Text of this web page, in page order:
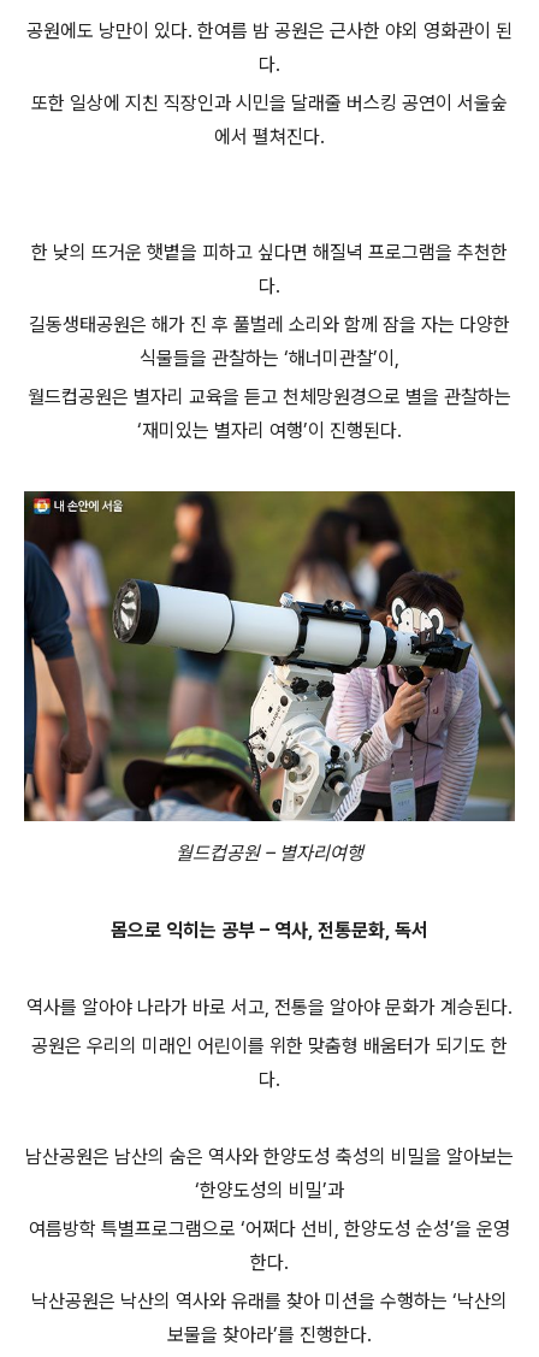
공원에도 낭만이 있다. 한여름 밤 공원은 근사한 야외 영화관이 된
다.
또한 일상에 지친 직장인과 시민을 달래줄 버스킹 공연이 서울숲
에서 펼쳐진다.
한 낮의 뜨거운 햇볕을 피하고 싶다면 해질녁 프로그램을 추천한
다.
길동생태공원은 해가 진 후 풀벌레 소리와 함께 잠을 자는 다양한
식물들을 관찰하는 ‘해너미관찰’이,
월드컵공원은 별자리 교육을 듣고 천체망원경으로 별을 관찰하는
‘재미있는 별자리 여행’이 진행된다.
월드컵공원 – 별자리여행
몸으로 익히는 공부 – 역사, 전통문화, 독서
역사를 알아야 나라가 바로 서고, 전통을 알아야 문화가 계승된다.
공원은 우리의 미래인 어린이를 위한 맞춤형 배움터가 되기도 한
다.
남산공원은 남산의 숨은 역사와 한양도성 축성의 비밀을 알아보는
‘한양도성의 비밀’과
여름방학 특별프로그램으로 ‘어쩌다 선비, 한양도성 순성’을 운영
한다.
낙산공원은 낙산의 역사와 유래를 찾아 미션을 수행하는 ‘낙산의
보물을 찾아라’를 진행한다.